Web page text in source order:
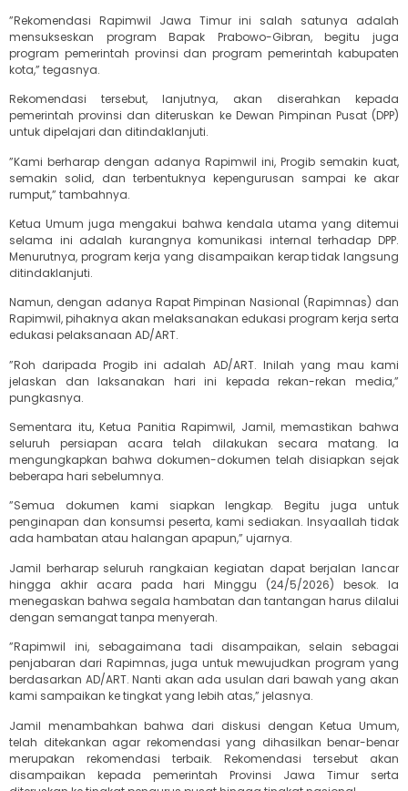
‎”Rekomendasi Rapimwil Jawa Timur ini salah satunya adalah
mensukseskan program Bapak Prabowo-Gibran, begitu juga
program pemerintah provinsi dan program pemerintah kabupaten
kota,” tegasnya.
‎‎Rekomendasi tersebut, lanjutnya, akan diserahkan kepada
pemerintah provinsi dan diteruskan ke Dewan Pimpinan Pusat (DPP)
untuk dipelajari dan ditindaklanjuti.
‎‎”Kami berharap dengan adanya Rapimwil ini, Progib semakin kuat,
semakin solid, dan terbentuknya kepengurusan sampai ke akar
rumput,” tambahnya.
‎‎Ketua Umum juga mengakui bahwa kendala utama yang ditemui
selama ini adalah kurangnya komunikasi internal terhadap DPP.
Menurutnya, program kerja yang disampaikan kerap tidak langsung
ditindaklanjuti.
‎‎Namun, dengan adanya Rapat Pimpinan Nasional (Rapimnas) dan
Rapimwil, pihaknya akan melaksanakan edukasi program kerja serta
edukasi pelaksanaan AD/ART.
‎‎”Roh daripada Progib ini adalah AD/ART. Inilah yang mau kami
jelaskan dan laksanakan hari ini kepada rekan-rekan media,”
pungkasnya.
‎‎Sementara itu, Ketua Panitia Rapimwil, Jamil, memastikan bahwa
seluruh persiapan acara telah dilakukan secara matang. Ia
mengungkapkan bahwa dokumen-dokumen telah disiapkan sejak
beberapa hari sebelumnya.
‎‎”Semua dokumen kami siapkan lengkap. Begitu juga untuk
penginapan dan konsumsi peserta, kami sediakan. Insyaallah tidak
ada hambatan atau halangan apapun,” ujarnya.
‎Jamil berharap seluruh rangkaian kegiatan dapat berjalan lancar
hingga akhir acara pada hari Minggu (24/5/2026) besok. Ia
menegaskan bahwa segala hambatan dan tantangan harus dilalui
dengan semangat tanpa menyerah.
‎‎”Rapimwil ini, sebagaimana tadi disampaikan, selain sebagai
penjabaran dari Rapimnas, juga untuk mewujudkan program yang
berdasarkan AD/ART. Nanti akan ada usulan dari bawah yang akan
kami sampaikan ke tingkat yang lebih atas,” jelasnya.
‎Jamil menambahkan bahwa dari diskusi dengan Ketua Umum,
telah ditekankan agar rekomendasi yang dihasilkan benar-benar
merupakan rekomendasi terbaik. Rekomendasi tersebut akan
disampaikan kepada pemerintah Provinsi Jawa Timur serta